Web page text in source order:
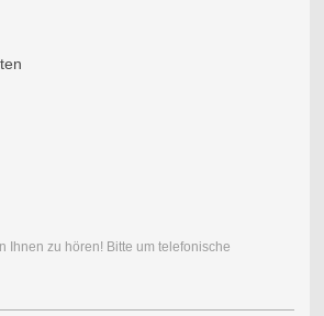
Ihnen zu hören! Bitte um telefonische